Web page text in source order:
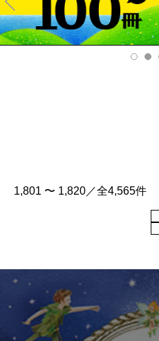
Pre
v
1,801 〜 1,820／全4,565件